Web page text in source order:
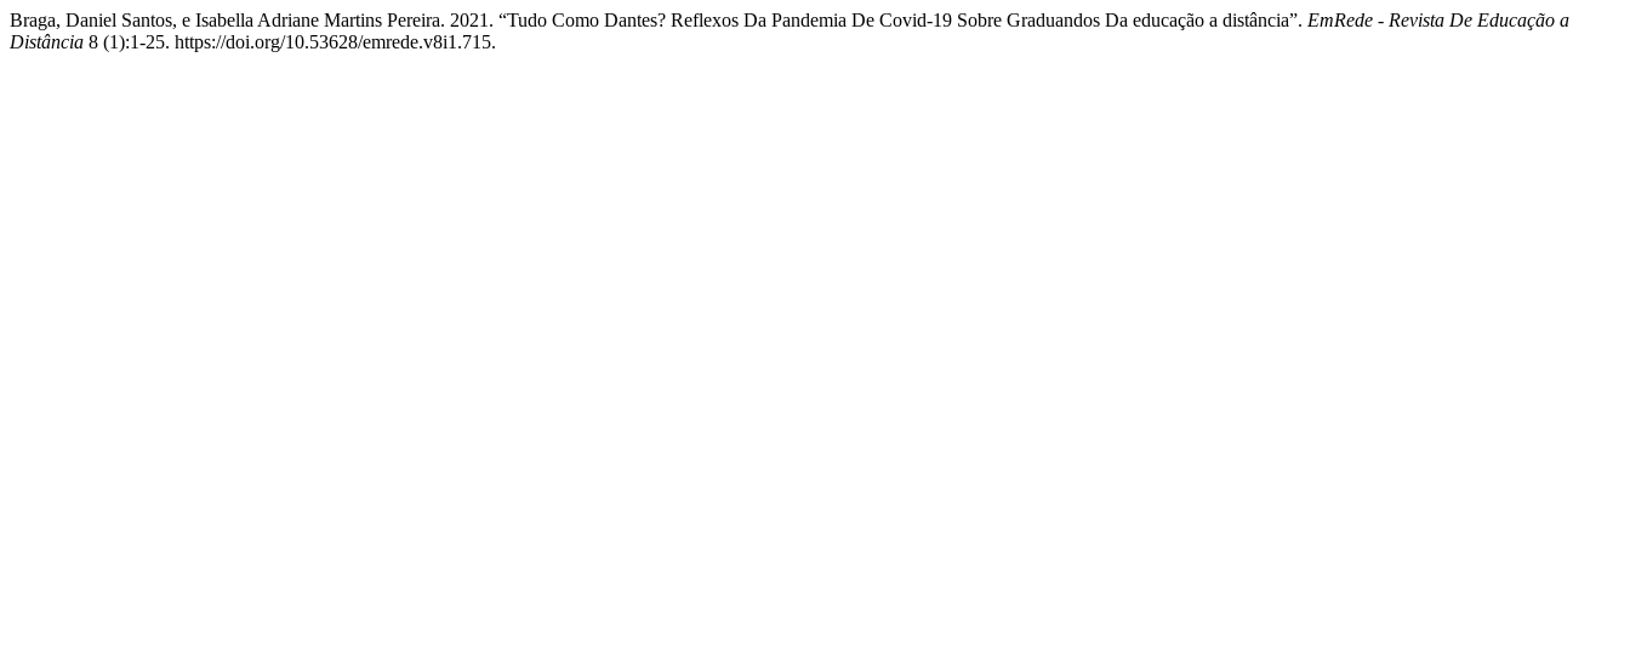
Braga, Daniel Santos, e Isabella Adriane Martins Pereira. 2021. “Tudo Como Dantes? Reflexos Da Pandemia De Covid-19 Sobre Graduandos Da educação a distância”. EmRede - Revista De Educação a
Distância 8 (1):1-25. https://doi.org/10.53628/emrede.v8i1.715.